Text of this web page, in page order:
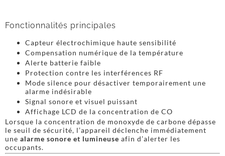
Fonctionnalités principales
Capteur électrochimique haute sensibilité
Compensation numérique de la température
Alerte batterie faible
Protection contre les interférences RF
Mode silence pour désactiver temporairement une
alarme indésirable
Signal sonore et visuel puissant
Affichage LCD de la concentration de CO
Lorsque la concentration de monoxyde de carbone dépasse
le seuil de sécurité, l’appareil déclenche immédiatement
une alarme sonore et lumineuse afin d’alerter les
occupants.